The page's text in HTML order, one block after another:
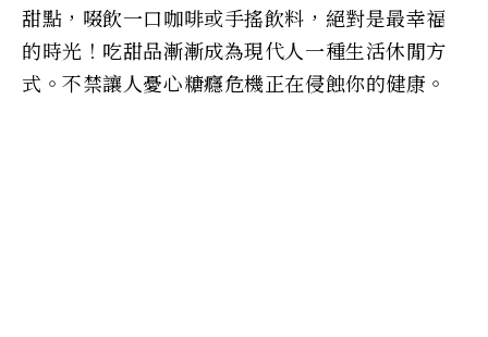
甜點，啜飲一口咖啡或手搖飲料，絕對是最幸福
的時光！吃甜品漸漸成為現代人一種生活休閒方
式。不禁讓人憂心糖癮危機正在侵蝕你的健康。